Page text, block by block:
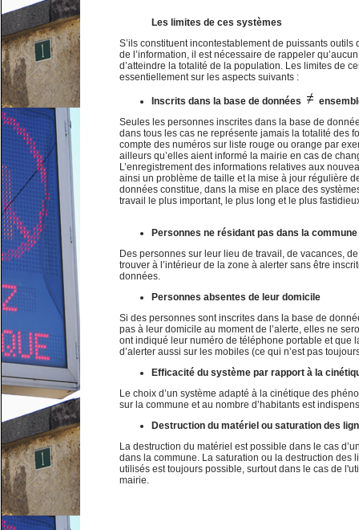
Les limites de ces systèmes
S’ils constituent incontestablement de puissants outils
de l’information, il est nécessaire de rappeler
d’atteindre la totalité de la population. Les limites de
essentiellement sur les aspects suivants :
Inscrits dans la base de données
Seules les personnes inscrites dans la base de
dans tous les cas ne représente jamais la totalité des
compte des numéros sur liste rouge ou orange par
ailleurs qu’elles aient informé la mairie en cas de
L’enregistrement des informations relatives aux
ainsi un problème de taille et la mise à jour régulière
données constitue, dans la mise en place des
travail le plus important, le plus long et le plus
Personnes ne résidant pas dans la commune
Des personnes sur leur lieu de travail, de vacances,
trouver à l’intérieur de la zone à alerter sans être
données.
Personnes absentes de leur domicile
Si des personnes sont inscrites dans la base de
pas à leur domicile au moment de l’alerte, elles ne
ont indiqué leur numéro de téléphone portable et que
d’alerter aussi sur les mobiles (ce qui n’est pas
Efficacité du système par rapport à la
Le choix d’un système adapté à la cinétique des
sur la commune et au nombre d’habitants est
Destruction du matériel ou saturation des
La destruction du matériel est possible dans le cas
dans la commune. La saturation ou la destruction des
utilisés est toujours possible, surtout dans le cas de
mairie.